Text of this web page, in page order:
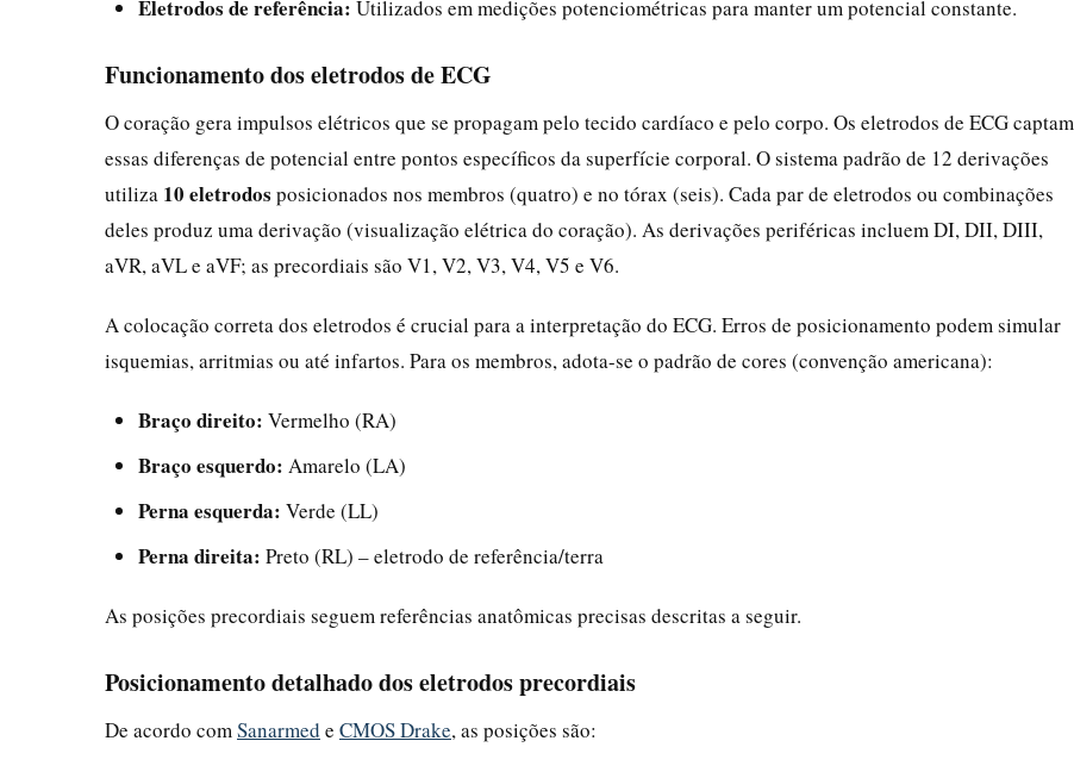
Eletrodos de referência: Utilizados em medições potenciométricas para manter um potencial constante.
Funcionamento dos eletrodos de ECG
O coração gera impulsos elétricos que se propagam pelo tecido cardíaco e pelo corpo. Os eletrodos de ECG captam
essas diferenças de potencial entre pontos específicos da superfície corporal. O sistema padrão de 12 derivações
utiliza 10 eletrodos posicionados nos membros (quatro) e no tórax (seis). Cada par de eletrodos ou combinações
deles produz uma derivação (visualização elétrica do coração). As derivações periféricas incluem DI, DII, DIII,
aVR, aVL e aVF; as precordiais são V1, V2, V3, V4, V5 e V6.
A colocação correta dos eletrodos é crucial para a interpretação do ECG. Erros de posicionamento podem simular
isquemias, arritmias ou até infartos. Para os membros, adota-se o padrão de cores (convenção americana):
Braço direito: Vermelho (RA)
Braço esquerdo: Amarelo (LA)
Perna esquerda: Verde (LL)
Perna direita: Preto (RL) – eletrodo de referência/terra
As posições precordiais seguem referências anatômicas precisas descritas a seguir.
Posicionamento detalhado dos eletrodos precordiais
De acordo com Sanarmed e CMOS Drake, as posições são: